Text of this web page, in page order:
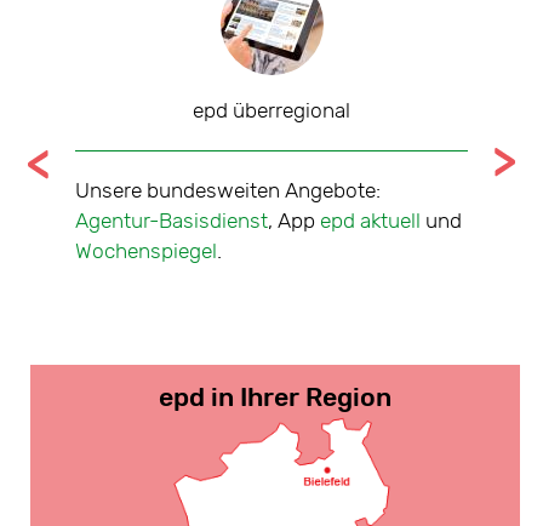
epd überregional
Unsere bundesweiten Angebote:
Agentur-Basisdienst, App epd aktuell und
Wochenspiegel.
epd in Ihrer Region